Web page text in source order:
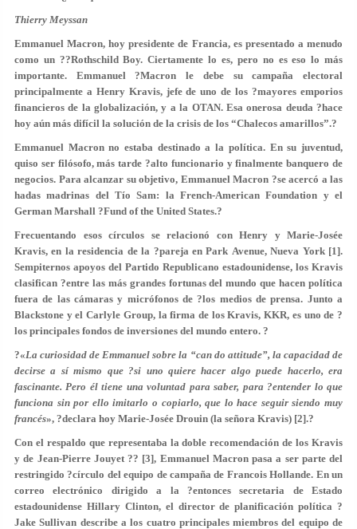
Thierry Meyssan
Emmanuel Macron, hoy presidente de Francia, es presentado a menudo
como un ??Rothschild Boy. Ciertamente lo es, pero no es eso lo más
importante. Emmanuel ?Macron le debe su campaña electoral
principalmente a Henry Kravis, jefe de uno de los ?mayores emporios
financieros de la globalización, y a la OTAN. Esa onerosa deuda ?hace
hoy aún más difícil la solución de la crisis de los “Chalecos amarillos”.?
Emmanuel Macron no estaba destinado a la política. En su juventud,
quiso ser filósofo, más tarde ?alto funcionario y finalmente banquero de
negocios. Para alcanzar su objetivo, Emmanuel Macron ?se acercó a las
hadas madrinas del Tío Sam: la French-American Foundation y el
German Marshall ?Fund of the United States.?
Frecuentando esos círculos se relacionó con Henry y Marie-Josée
Kravis, en la residencia de la ?pareja en Park Avenue, Nueva York [1].
Sempiternos apoyos del Partido Republicano estadounidense, los Kravis
clasifican ?entre las más grandes fortunas del mundo que hacen política
fuera de las cámaras y micrófonos de ?los medios de prensa. Junto a
Blackstone y el Carlyle Group, la firma de los Kravis, KKR, es uno de ?
los principales fondos de inversiones del mundo entero. ?
?«La curiosidad de Emmanuel sobre la “can do attitude”, la capacidad de
decirse a sí mismo que ?si uno quiere hacer algo puede hacerlo, era
fascinante. Pero él tiene una voluntad para saber, para ?entender lo que
funciona sin por ello imitarlo o copiarlo, que lo hace seguir siendo muy
francés», ?declara hoy Marie-Josée Drouin (la señora Kravis) [2].?
Con el respaldo que representaba la doble recomendación de los Kravis
y de Jean-Pierre Jouyet ?? [3], Emmanuel Macron pasa a ser parte del
restringido ?círculo del equipo de campaña de Francois Hollande. En un
correo electrónico dirigido a la ?entonces secretaria de Estado
estadounidense Hillary Clinton, el director de planificación política ?
Jake Sullivan describe a los cuatro principales miembros del equipo de